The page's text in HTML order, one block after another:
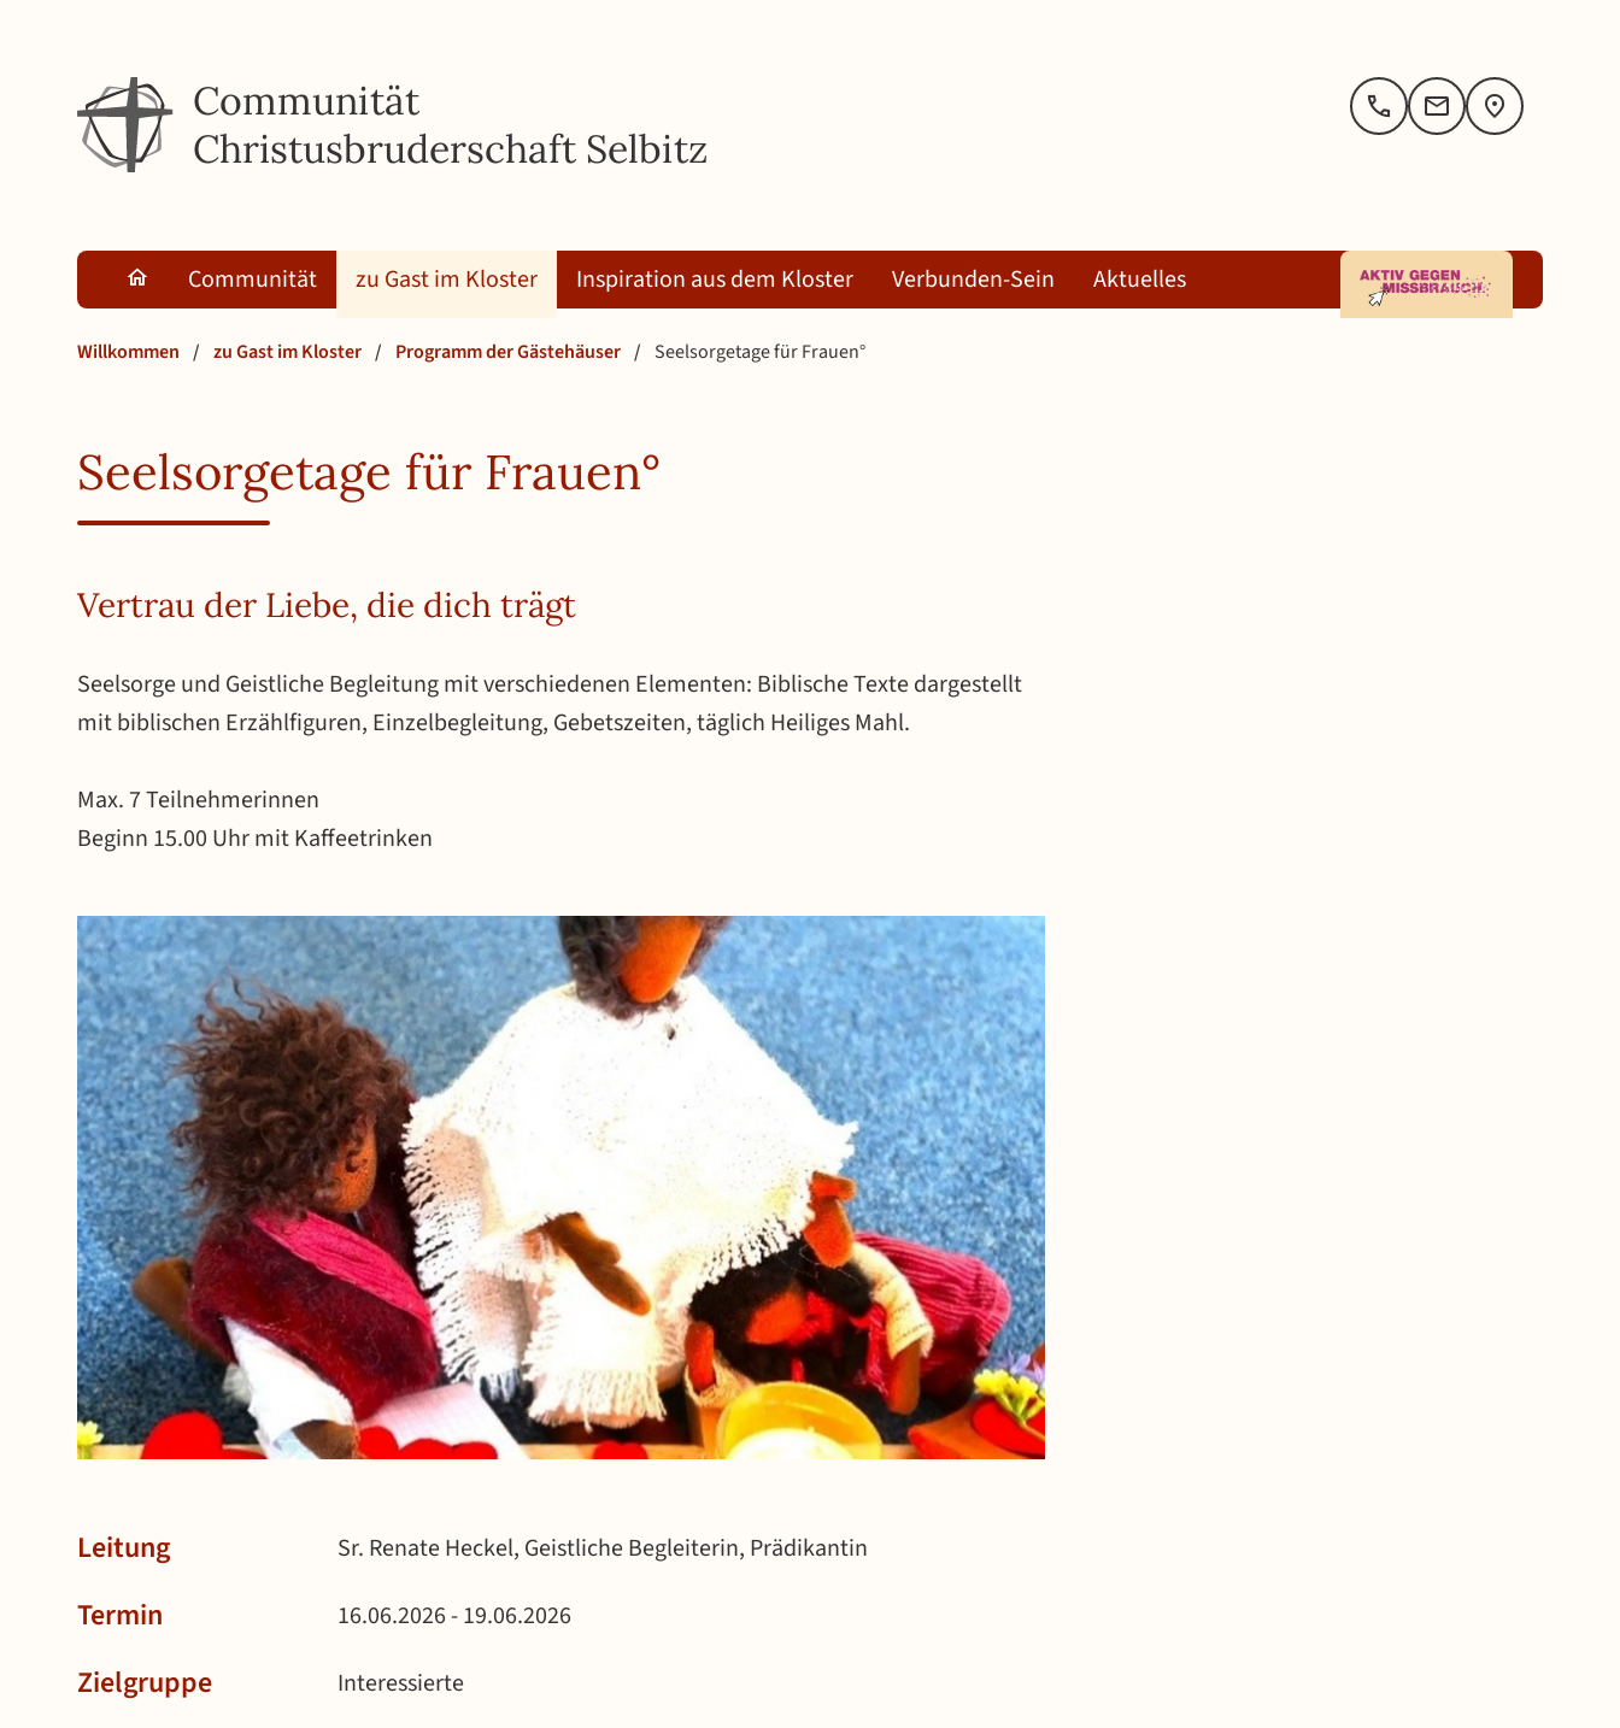
Communität
Christusbruderschaft Selbitz
Communität zu Gast im Kloster Inspiration aus dem Kloster Verbunden-Sein Aktuelles
Willkommen / zu Gast im Kloster / Programm der Gästehäuser / Seelsorgetage für Frauen°
Seelsorgetage für Frauen°
Vertrau der Liebe, die dich trägt
Seelsorge und GeistlicheBegleitung mit verschiedenen Elementen: Biblische Texte dargestellt
mit biblischen Erzählfiguren, Einzelbegleitung, Gebetszeiten, täglich Heiliges Mahl.
Max. 7 Teilnehmerinnen
Beginn 15.00 Uhr mit Kaffeetrinken
Leitung Sr. Renate Heckel, Geistliche Begleiterin, Prädikantin
Termin 16.06.2026 - 19.06.2026
Zielgruppe Interessierte